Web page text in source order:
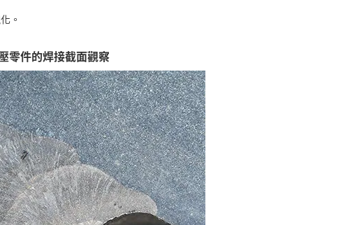
。
零件的焊接截面觀察